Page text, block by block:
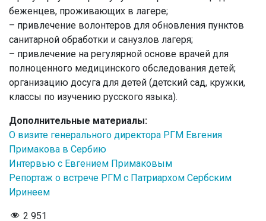
беженцев, проживающих в лагере;
– привлечение волонтеров для обновления пунктов
санитарной обработки и санузлов лагеря;
– привлечение на регулярной основе врачей для
полноценного медицинского обследования детей;
организацию досуга для детей (детский сад, кружки,
классы по изучению русского языка).
Дополнительные материалы:
О визите генерального директора РГМ Евгения
Примакова в Сербию
Интервью с Евгением Примаковым
Репортаж о встрече РГМ с Патриархом Сербским
Иринеем
2 951